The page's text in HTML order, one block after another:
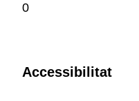
0
Accessibilitat